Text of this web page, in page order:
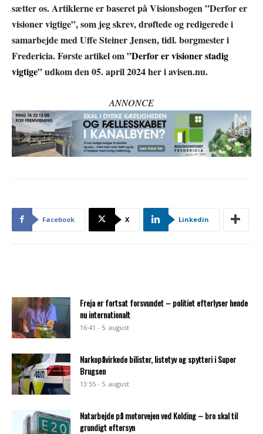
sætter os. Artiklerne er baseret på Visionsbogen ”Derfor er
visioner vigtige”, som jeg skrev, drøftede og redigerede i
samarbejde med Uffe Steiner Jensen, tidl. borgmester i
Fredericia. Første artikel om ”Derfor er visioner stadig
vigtige” udkom den 05. april 2024 her i avisen.nu.
ANNONCE
Facebook X Linkedin
Freja er fortsat forsvundet – politiet efterlyser hende
nu internationalt
16:41 - 5. august
Narkopåvirkede bilister, listetyv og spytteri i Super
Brugsen
13:55 - 5. august
Natarbejde på motorvejen ved Kolding – bro skal til
grundigt eftersyn